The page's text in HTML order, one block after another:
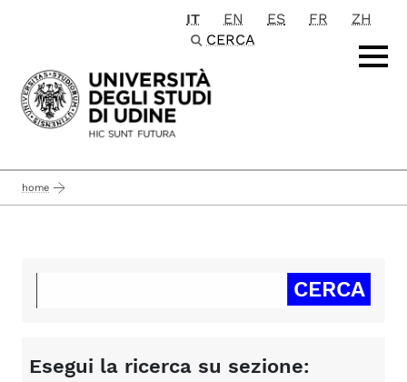
Passa al contenuto principale
IT EN ES FR
ZH
CERCA
home
Esegui la ricerca su sezione: